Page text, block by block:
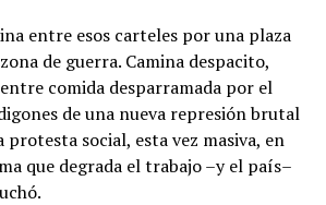
entre esos carteles por una plaza
de guerra. Camina despacito,
comida desparramada por el
de una nueva represión brutal
protesta social, esta vez masiva, en
que degrada el trabajo –y el país–